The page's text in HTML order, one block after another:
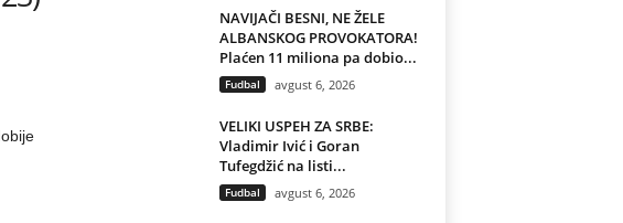
NAVIJAČI BESNI, NE ŽELE
ALBANSKOG PROVOKATORA!
Plaćen 11 miliona pa dobio...
Fudbal avgust 6, 2026
VELIKI USPEH ZA SRBE:
Vladimir Ivić i Goran
Tufegdžić na listi...
Fudbal avgust 6, 2026